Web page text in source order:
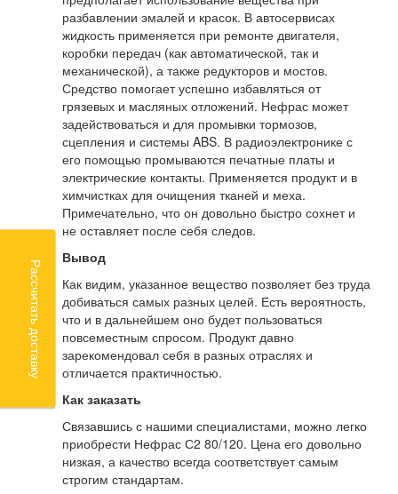
разбавлении эмалей и красок. В автосервисах
жидкость применяется при ремонте двигателя,
коробки передач (как автоматической, так и
механической), а также редукторов и мостов.
Средство помогает успешно избавляться от
грязевых и масляных отложений. Нефрас может
задействоваться и для промывки тормозов,
сцепления и системы ABS. В радиоэлектронике с
его помощью промываются печатные платы и
электрические контакты. Применяется продукт и в
химчистках для очищения тканей и меха.
Примечательно, что он довольно быстро сохнет и
не оставляет после себя следов.
Вывод
Как видим, указанное вещество позволяет без труда
добиваться самых разных целей. Есть вероятность,
что и в дальнейшем оно будет пользоваться
повсеместным спросом. Продукт давно
зарекомендовал себя в разных отраслях и
отличается практичностью.
Как заказать
Связавшись с нашими специалистами, можно легко
приобрести Нефрас С2 80/120. Цена его довольно
низкая, а качество всегда соответствует самым
строгим стандартам.
Рассчитать доставку